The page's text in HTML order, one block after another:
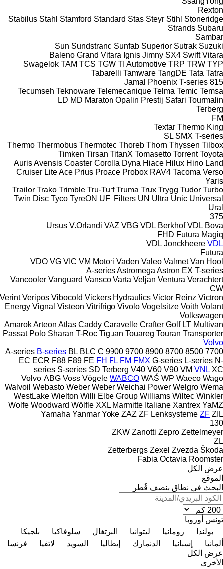
Rexton
Stabilus Stahl Stamford Standard Stas Steyr Stihl Stoneridge
Strands Subaru
Sambar
Sun Sundstrand Sunfab Superior Sutrak Suzuki
Baleno Grand Vitara Ignis Jimny SX4 Swift Vitara
Swagelok TAM TCS TGW TI Automotive TRP TRW TYP
Tabarelli Tamware TangDE Tata Tatra
815
Jamal Phoenix T-series
Tecumseh Teknoware Telemecanique Telma Temic Temsa
LD MD Maraton Opalin Prestij Safari Tourmalin
Terberg
FM
Textar Thermo King
SL SMX T-series
Thermo Thermobus Thermotec Thoreb Thorn Thyssen Tilbox
Timken Tirsan TitanX Tomasetto Torrent Toyota
AurisAvensis Coaster Corolla Dyna Hiace Hilux Hino Land
Cruiser Lite Ace Prius Proace Probox RAV4 Tacoma Verso
Yaris
Trailor Trako Trimble Tru-Turf Truma Trux Trygg Tudor Turbo
Twin Disc Tyco TyreON UFI Filters UN Ultra Unic Universal
Ural
375
Ursus V.Orlandi VAZ VBG VDL Berkhof VDL Bova
FHD Futura Magiq
VDL Jonckheere VDL
Futura
VDO VG VIC VM Motori Vaden Valeo Valmet Van Hool
A-seriesAstromega Astron EX T-series
Vancooler Vanguard Vansco Varta Veljan Ventura Verachtert
CW
Verint Veripos Vibocold Vickers Hydraulics Victor Reinz Victron
Energy Vignal Visteon Vitrifrigo Vivolo Vogelsitze Voith Volant
Volkswagen
AmarokArteon Atlas Caddy Caravelle Crafter Golf LT Multivan
Passat Polo Sharan T-Roc Tiguan Touareg Touran Transporter
Volvo
7700
8500
8700
8900
9700
9900
A-series B-series BL BLC C
EC ECR F88 F89 FE FH FL FM FMX G-series L-series N-
series S-series SD Terberg V40 V60 V90 VM VNL XC
Volvo-ABG Voss Vögele WABCO WAŚ WP Waeco Wago
Walvoil Webasto Weber Weber Weichai Power Welgro Wema
WestLake Wielton Willi Elbe Group Williams Wiltec Winkler
Wolfe Woodward Wölfle XXL Marmitte Italiane Xantrex YaMZ
Yamaha Yanmar Yoke ZAZ ZF Lenksysteme ZF ZIL
130
ZKW Zanotti Zepro Zettelmeyer
ZL
Zetterbergs Zexel Zvezda Škoda
Fabia Octavia Roomster
عرض الكل
الموقع
البحث في نطاق بنصف قُطر
تونس أوروبا
بولندا
رومانيا ليتوانيا البرتغال سلوفاكيا
بلجيكا
ألمانيا
إسبانيا الدنمارك إيطاليا السويد لاتفيا
فرنسا
عرض الكل
الأخرى